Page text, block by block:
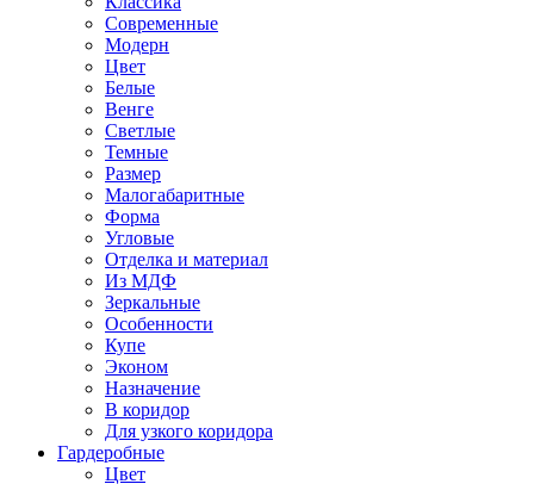
Современные
Модерн
Цвет
Белые
Венге
Светлые
Темные
Размер
Малогабаритные
Форма
Угловые
Отделка и материал
Из МДФ
Зеркальные
Особенности
Купе
Эконом
Назначение
В коридор
Для узкого коридора
Гардеробные
Цвет